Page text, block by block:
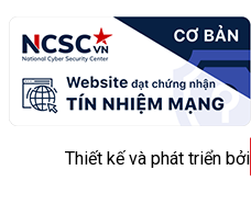
Thiết kế và phát triển bởi